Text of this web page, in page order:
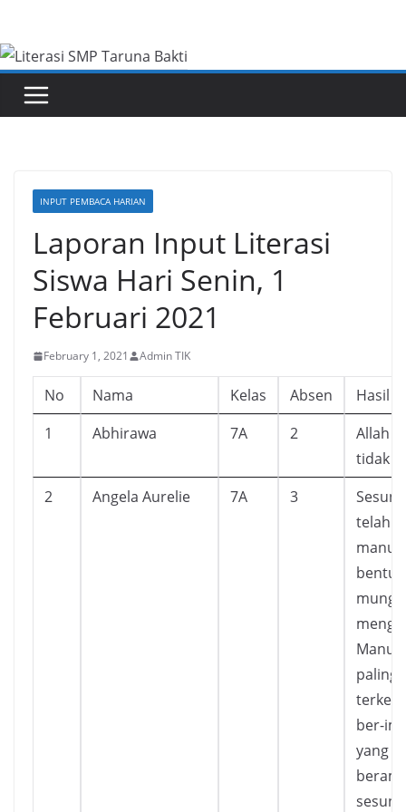
content
INPUT PEMBACA HARIAN
Laporan Input Literasi
Siswa Hari Senin, 1
Februari 2021
February 1, 2021 Admin TIK
No Nama Kelas Absen
Hasil
1
Abhirawa 7A 2
Allah
tidak
2
Angela Aurelie 7A 3
telah
paling
ber-
yang